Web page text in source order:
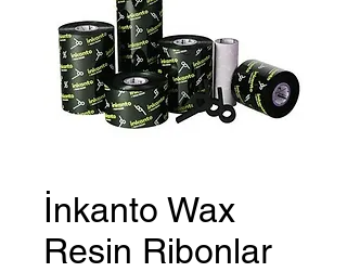
İnkanto Wax
Resin Ribonlar